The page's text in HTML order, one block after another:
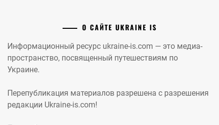
О САЙТЕ UKRAINE IS
Информационный ресурс ukraine-is.com — это медиа-
пространство, посвященный путешествиям по
Украине.
Перепубликация материалов разрешена с разрешения
редакции Ukraine-is.com!